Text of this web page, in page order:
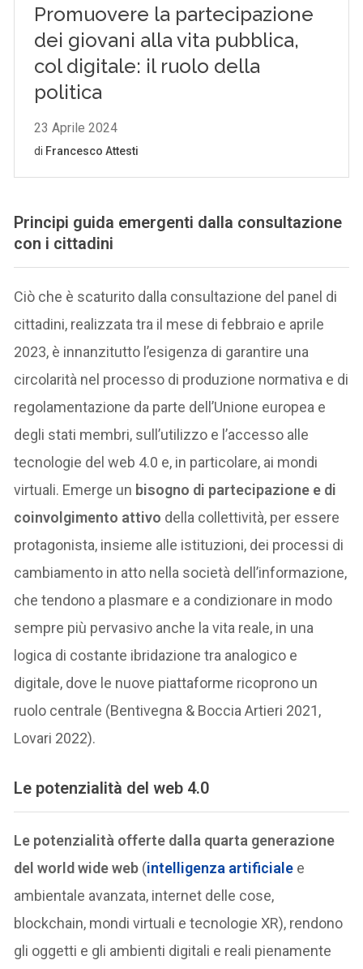
Principi guida emergenti dalla consultazione
con i cittadini
Ciò che è scaturito dalla consultazione del panel di
cittadini, realizzata tra il mese di febbraio e aprile
2023, è innanzitutto l’esigenza di garantire una
circolarità nel processo di produzione normativa e di
regolamentazione da parte dell’Unione europea e
degli stati membri, sull’utilizzo e l’accesso alle
tecnologie del web 4.0 e, in particolare, ai mondi
virtuali. Emerge un bisogno di partecipazione e di
coinvolgimento attivo della collettività, per essere
protagonista, insieme alle istituzioni, dei processi di
cambiamento in atto nella società dell’informazione,
che tendono a plasmare e a condizionare in modo
sempre più pervasivo anche la vita reale, in una
logica di costante ibridazione tra analogico e
digitale, dove le nuove piattaforme ricoprono un
ruolo centrale (Bentivegna & Boccia Artieri 2021,
Lovari 2022).
Le potenzialità del web 4.0
Le potenzialità offerte dalla quarta generazione
del world wide web (intelligenza artificiale e
ambientale avanzata, internet delle cose,
blockchain, mondi virtuali e tecnologie XR), rendono
gli oggetti e gli ambienti digitali e reali pienamente